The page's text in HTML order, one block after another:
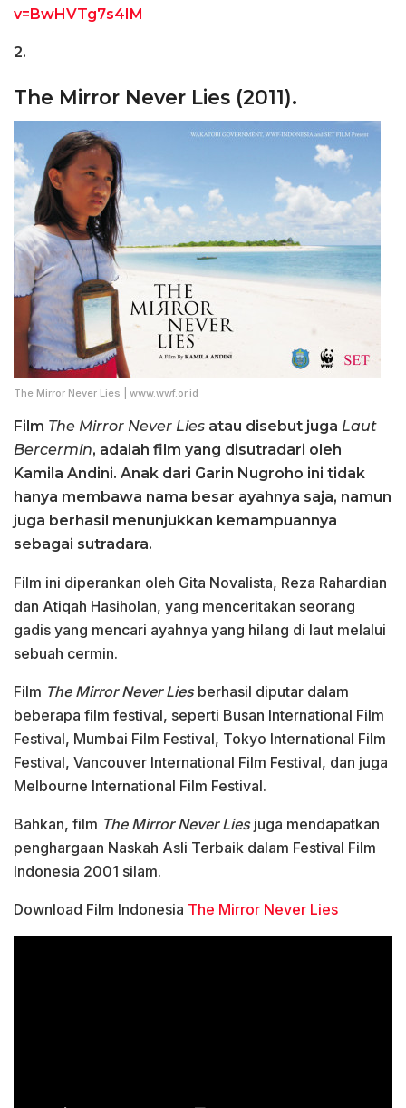
v=BwHVTg7s4IM
2.
The Mirror Never Lies (2011).
The Mirror Never Lies | www.wwf.or.id
Film The Mirror Never Lies atau disebut juga Laut
Bercermin, adalah film yang disutradari oleh
Kamila Andini. Anak dari Garin Nugroho ini tidak
hanya membawa nama besar ayahnya saja, namun
juga berhasil menunjukkan kemampuannya
sebagai sutradara.
Film ini diperankan oleh Gita Novalista, Reza Rahardian
dan Atiqah Hasiholan, yang menceritakan seorang
gadis yang mencari ayahnya yang hilang di laut melalui
sebuah cermin.
Film The Mirror Never Lies berhasil diputar dalam
beberapa film festival, seperti Busan International Film
Festival, Mumbai Film Festival, Tokyo International Film
Festival, Vancouver International Film Festival, dan juga
Melbourne International Film Festival.
Bahkan, film The Mirror Never Lies juga mendapatkan
penghargaan Naskah Asli Terbaik dalam Festival Film
Indonesia 2001 silam.
Download Film Indonesia The Mirror Never Lies